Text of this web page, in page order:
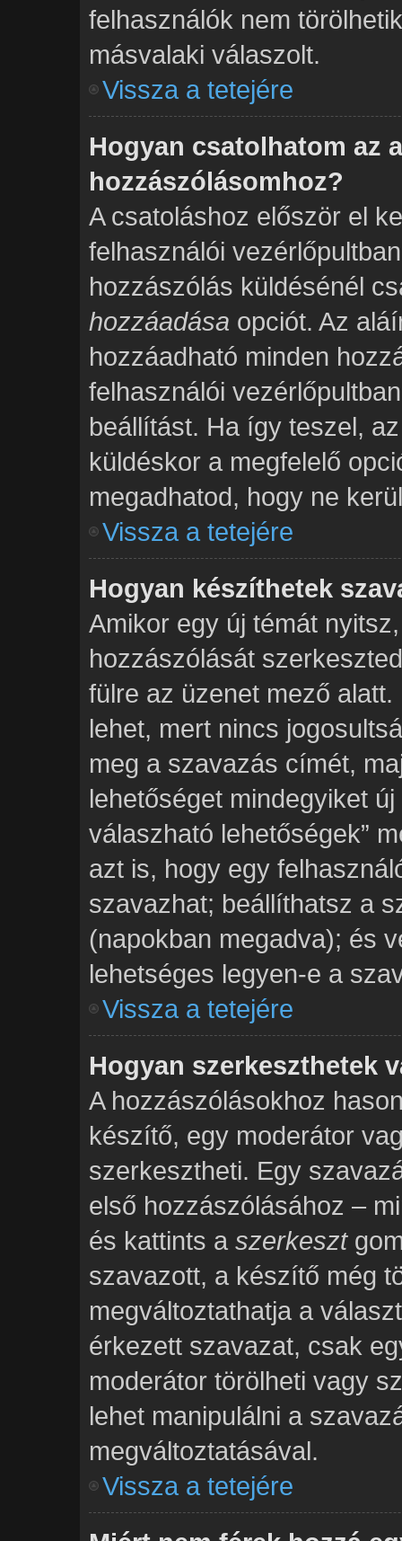
felhasználók nem
másvalaki válaszolt.
Vissza a tetejére
Hogyan csatolhatom az
hozzászólásomhoz?
A csatoláshoz először el
felhasználói
hozzászólás küldésénél
hozzáadása opciót. Az
hozzáadható minden
felhasználói
beállítást. Ha így teszel,
küldéskor a megfelelő
megadhatod, hogy ne
Vissza a tetejére
Hogyan készíthetek
Amikor egy új témát
hozzászólását
fülre az üzenet mező
lehet, mert nincs
meg a szavazás címét,
lehetőséget mindegyiket
válaszható lehetőségek”
azt is, hogy egy
szavazhat; beállíthatsz a
(napokban megadva); és
lehetséges legyen-e a
Vissza a tetejére
Hogyan szerkeszthetek
A hozzászólásokhoz
készítő, egy moderátor
szerkesztheti. Egy
első hozzászólásához –
és kattints a szerkeszt
szavazott, a készítő még
megváltoztathatja a
érkezett szavazat, csak
moderátor törölheti vagy
lehet manipulálni a
megváltoztatásával.
Vissza a tetejére